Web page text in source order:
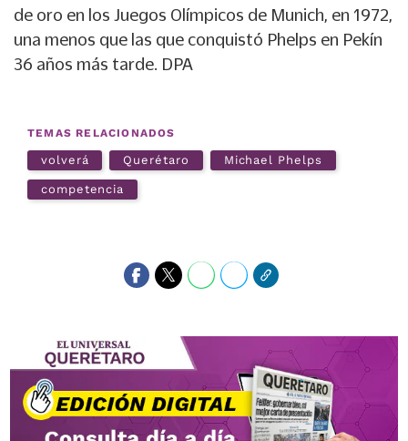
de oro en los Juegos Olímpicos de Munich, en 1972,
una menos que las que conquistó Phelps en Pekín
36 años más tarde. DPA
TEMAS RELACIONADOS
volverá Querétaro Michael Phelps
competencia